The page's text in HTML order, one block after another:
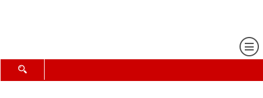
SUCHFORMULAR ÖFFNEN